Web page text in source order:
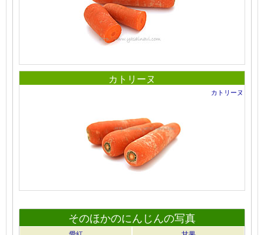
カトリーヌ
カトリーヌ
そのほかのにんじんの写真